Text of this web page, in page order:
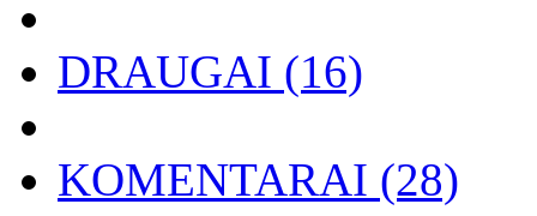
DRAUGAI (16)
KOMENTARAI (28)